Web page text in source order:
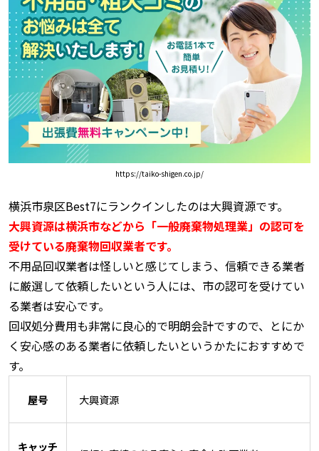
https://taiko-shigen.co.jp/
横浜市泉区Best7にランクインしたのは大興資源です。
大興資源は横浜市などから「一般廃棄物処理業」の認可を
受けている廃棄物回収業者です。
不用品回収業者は怪しいと感じてしまう、信頼できる業者
に厳選して依頼したいという人には、市の認可を受けてい
る業者は安心です。
回収処分費用も非常に良心的で明朗会計ですので、とにか
く安心感のある業者に依頼したいというかたにおすすめで
す。
屋号 大興資源
キャッチ